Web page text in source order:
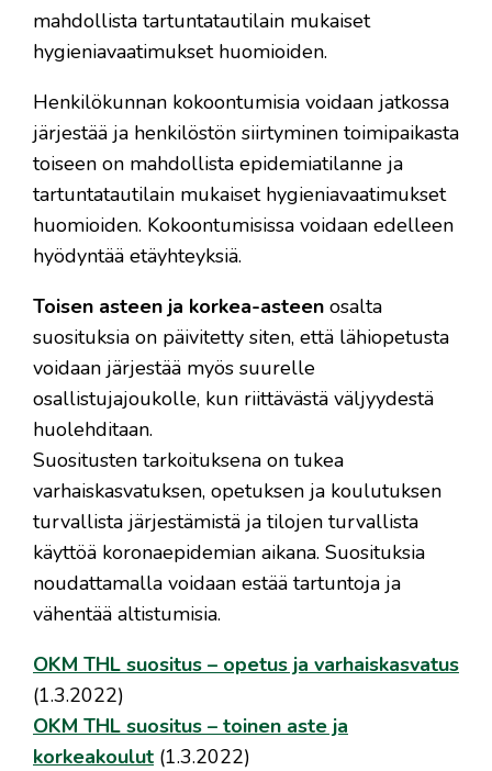
mahdollista tartuntatautilain mukaiset
hygieniavaatimukset huomioiden.
Henkilökunnan kokoontumisia voidaan jatkossa
järjestää ja henkilöstön siirtyminen toimipaikasta
toiseen on mahdollista epidemiatilanne ja
tartuntatautilain mukaiset hygieniavaatimukset
huomioiden. Kokoontumisissa voidaan edelleen
hyödyntää etäyhteyksiä.
Toisen asteen ja korkea-asteen osalta
suosituksia on päivitetty siten, että lähiopetusta
voidaan järjestää myös suurelle
osallistujajoukolle, kun riittävästä väljyydestä
huolehditaan.
Suositusten tarkoituksena on tukea
varhaiskasvatuksen, opetuksen ja koulutuksen
turvallista järjestämistä ja tilojen turvallista
käyttöä koronaepidemian aikana. Suosituksia
noudattamalla voidaan estää tartuntoja ja
vähentää altistumisia.
OKM THL suositus – opetus ja varhaiskasvatus
(1.3.2022)
OKM THL suositus – toinen aste ja
korkeakoulut (1.3.2022)